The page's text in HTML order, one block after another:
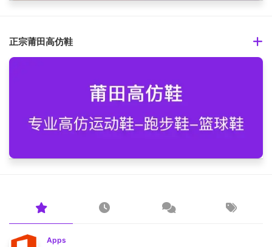
正宗莆田高仿鞋
Apps